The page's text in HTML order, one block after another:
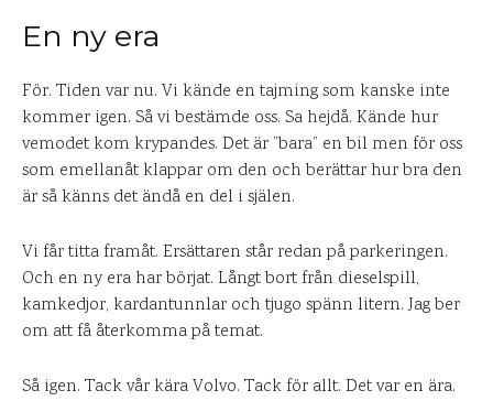
En ny era
För. Tiden var nu. Vi kände en tajming som kanske inte
kommer igen. Så vi bestämde oss. Sa hejdå. Kände hur
vemodet kom krypandes. Det är ”bara” en bil men för oss
som emellanåt klappar om den och berättar hur bra den
är så känns det ändå en del i själen.
Vi får titta framåt. Ersättaren står redan på parkeringen.
Och en ny era har börjat. Långt bort från dieselspill,
kamkedjor, kardantunnlar och tjugo spänn litern. Jag ber
om att få återkomma på temat.
Så igen. Tack vår kära Volvo. Tack för allt. Det var en ära.